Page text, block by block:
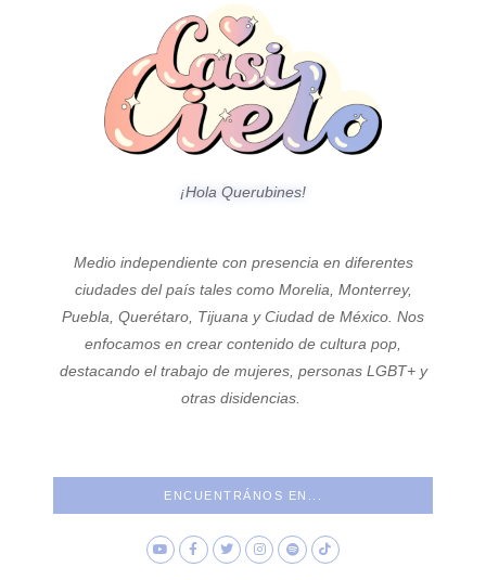
¡Hola Querubines!
Medio independiente con presencia en diferentes
ciudades del país tales como Morelia, Monterrey,
Puebla, Querétaro, Tijuana y Ciudad de México. Nos
enfocamos en crear contenido de cultura pop,
destacando el trabajo de mujeres, personas LGBT+ y
otras disidencias.
ENCUENTRÁNOS EN...